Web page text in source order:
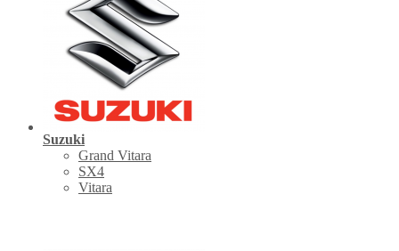
Suzuki
Grand Vitara
SX4
Vitara